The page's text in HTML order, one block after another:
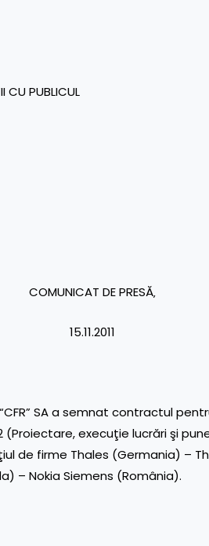
CU PUBLICUL
COMUNICAT DE PRESĂ‚
15.11.2011
SA a semnat contractul
(Proiectare, execuţie lucrări şi
de firme Thales (Germania) –
– Nokia Siemens (România).